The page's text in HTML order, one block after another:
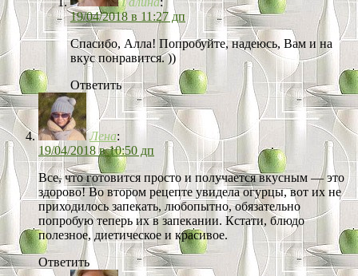
19/04/2018 в 11:27 дп
Спасибо, Алла! Попробуйте, надеюсь, Вам и на
вкус понравится. ))
Ответить
Лена:
19/04/2018 в 10:50 дп
Все, что готовится просто и получается вкусным — это
здорово! Во втором рецепте увидела огурцы, вот их не
приходилось запекать, любопытно, обязательно
попробую теперь их в запекании. Кстати, блюдо
полезное, диетическое и красивое.
Ответить